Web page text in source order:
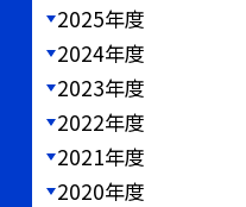
2025年度
2024年度
2023年度
2022年度
2021年度
2020年度